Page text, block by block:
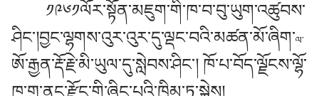
༡༩༦༡ལོར་སྟོན་མཇུག་གི་ཁ་བ་བུ་ཡུག་འཚུབས་
ཤིང་།བྱང་ལྷགས་འུར་འུར་དུ་ལྡང་བའི་མཚན་མོ་ཞིག་ལ་
ཨོ་རྒྱན་རྡོ་རྗེ་མི་ཡུལ་དུ་སླེབས་ཤིང་། ཁོ་པ་བོད་ལྗོངས་ལྷོ་
ཁ་གྲ་ནང་རྫོང་གི་ཞིང་པའི་ཁྱིམ་ཏུ་སྐྱེས།